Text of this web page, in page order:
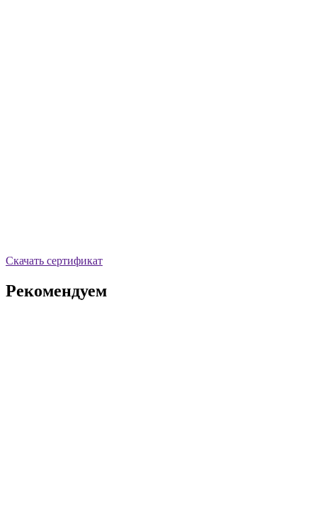
Скачать сертификат
Рекомендуем